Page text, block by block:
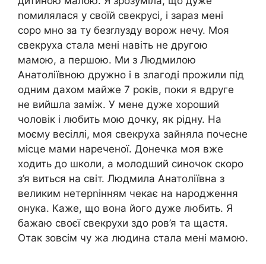
nомилялася у своїй свекрусі, і зараз мені
соро мно за ту безrлузду ворож нечу. Моя
свекруха стала мені навіть не другою
мамою, а першою. Ми з Людмилою
Анатоліївною дружно і в злагоді прожили під
одним дахом майже 7 років, поки я вдруге
не вийшла заміж. У мене дуже хороший
чоловік і любить мою дочку, як рідну. На
моєму весіллі, моя свекруха зайняла почесне
місце мами нареченої. Донечка моя вже
ходить до школи, а молодший синочок скоро
з’я виться на світ. Людмила Анатоліївна з
великим нетерnінням чекає на народження
онука. Каже, що вона його дуже любить. Я
бажаю своєї свекрухи здо ров’я та щастя.
Отак зовсім чу жа людина стала мені мамою.